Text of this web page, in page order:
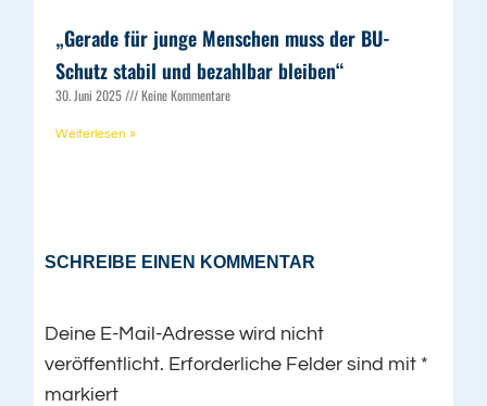
„Gerade für junge Menschen muss der BU-
Schutz stabil und bezahlbar bleiben“
30. Juni 2025 Keine Kommentare
Weiterlesen »
SCHREIBE EINEN KOMMENTAR
Deine E-Mail-Adresse wird nicht
veröffentlicht. Erforderliche Felder sind mit *
markiert